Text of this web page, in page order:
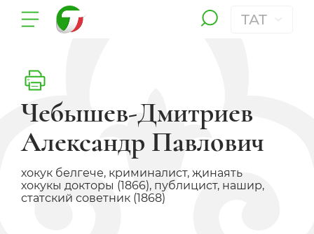
ТАТ
Чебышев-Дмитриев
Александр Павлович
хокук белгече, криминалист, җинаять
хокукы докторы (1866), публицист, нашир,
статский советник (1868)